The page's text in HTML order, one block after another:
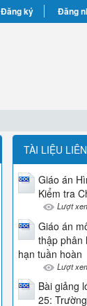
Đăng ký Đăng
TÀI LIỆU
Giáo án
Kiểm tra
Lượt
Giáo án
thập phân
hạn tuần hoàn
Lượt
Bài giảng
25: